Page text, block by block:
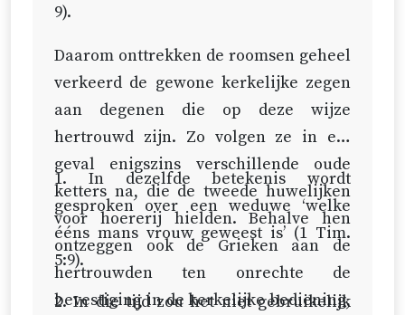
9).
Daarom onttrekken de roomsen geheel
verkeerd de gewone kerkelijke zegen
aan degenen die op deze wijze
hertrouwd zijn. Zo volgen ze in elk
geval enigszins verschillende oude
ketters na, die de tweede huwelijken
voor hoererij hielden. Behalve hen
ontzeggen ook de Grieken aan de
hertrouwden ten onrechte de
bevestiging in de kerkelijke bediening,
1. In dezelfde betekenis wordt
gesproken over een weduwe ‘welke
ééns mans vrouw geweest is’ (1 Tim.
5:9).
2. In die tijd zou het niet gebruikelijk